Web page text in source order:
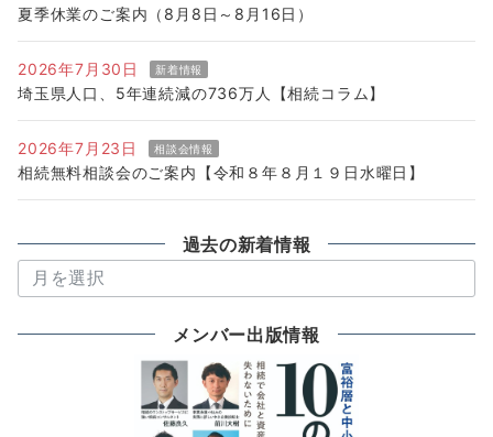
夏季休業のご案内（8月8日～8月16日）
2026年7月30日 新着情報
埼玉県人口、5年連続減の736万人【相続コラム】
2026年7月23日 相談会情報
相続無料相談会のご案内【令和８年８月１９日水曜日】
過去の新着情報
去
メンバー出版情報